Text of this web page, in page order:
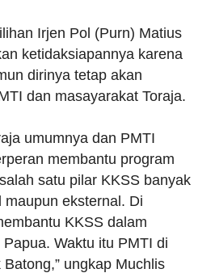
Irjen Pol (Purn) Matius
ketidaksiapannya karena
dirinya tetap akan
dan masayarakat Toraja.
umumnya dan PMTI
membantu program
satu pilar KKSS banyak
eksternal. Di
KKSS dalam
Waktu itu PMTI di
ungkap Muchlis